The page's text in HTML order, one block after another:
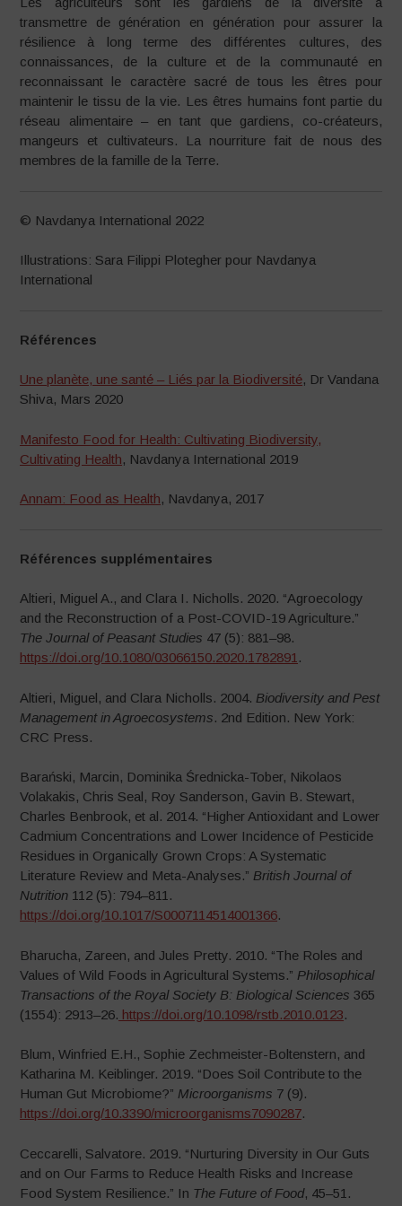
transmettre de génération en génération pour assurer la
résilience à long terme des différentes cultures, des
connaissances, de la culture et de la communauté en
reconnaissant le caractère sacré de tous les êtres pour
maintenir le tissu de la vie. Les êtres humains font partie du
réseau alimentaire – en tant que gardiens, co-créateurs,
mangeurs et cultivateurs. La nourriture fait de nous des
membres de la famille de la Terre.
© Navdanya International 2022
Illustrations: Sara Filippi Plotegher pour Navdanya
International
Références
Une planète, une santé – Liés par la Biodiversité, Dr Vandana
Shiva, Mars 2020
Manifesto Food for Health: Cultivating Biodiversity,
Cultivating Health, Navdanya International 2019
Annam: Food as Health, Navdanya, 2017
Références supplémentaires
Altieri, Miguel A., and Clara I. Nicholls. 2020. “Agroecology
and the Reconstruction of a Post-COVID-19 Agriculture.”
The Journal of Peasant Studies 47 (5): 881–98.
https://doi.org/10.1080/03066150.2020.1782891 .
Altieri, Miguel, and Clara Nicholls. 2004. Biodiversity and Pest
Management in Agroecosystems. 2nd Edition. New York:
CRC Press.
Barański, Marcin, Dominika Średnicka-Tober, Nikolaos
Volakakis, Chris Seal, Roy Sanderson, Gavin B. Stewart,
Charles Benbrook, et al. 2014. “Higher Antioxidant and Lower
Cadmium Concentrations and Lower Incidence of Pesticide
Residues in Organically Grown Crops: A Systematic
Literature Review and Meta-Analyses.” British Journal of
Nutrition 112 (5): 794–811.
https://doi.org/10.1017/S0007114514001366.
Bharucha, Zareen, and Jules Pretty. 2010. “The Roles and
Values of Wild Foods in Agricultural Systems.” Philosophical
Transactions of the Royal Society B: Biological Sciences 365
(1554): 2913–26. https://doi.org/10.1098/rstb.2010.0123.
Blum, Winfried E.H., Sophie Zechmeister-Boltenstern, and
Katharina M. Keiblinger. 2019. “Does Soil Contribute to the
Human Gut Microbiome?” Microorganisms 7 (9).
https://doi.org/10.3390/microorganisms7090287.
Ceccarelli, Salvatore. 2019. “Nurturing Diversity in Our Guts
and on Our Farms to Reduce Health Risks and Increase
Food System Resilience.” In The Future of Food, 45–51.